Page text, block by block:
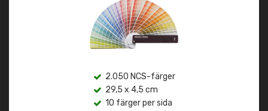
2.050 NCS-färger
29,5 x 4,5 cm
10 färger per sida